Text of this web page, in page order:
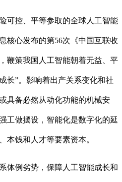
控、平等参取的全球人工智能
核心发布的第56次《中国互联收
鞭策我国人工智能朝着无益、平
长”。影响着出产关系变化和社
具备必然从动化功能的机械安
工做摆设，智能化是数字化的延
本钱和人才等要素资本。
例劣势，保障人工智能成长和